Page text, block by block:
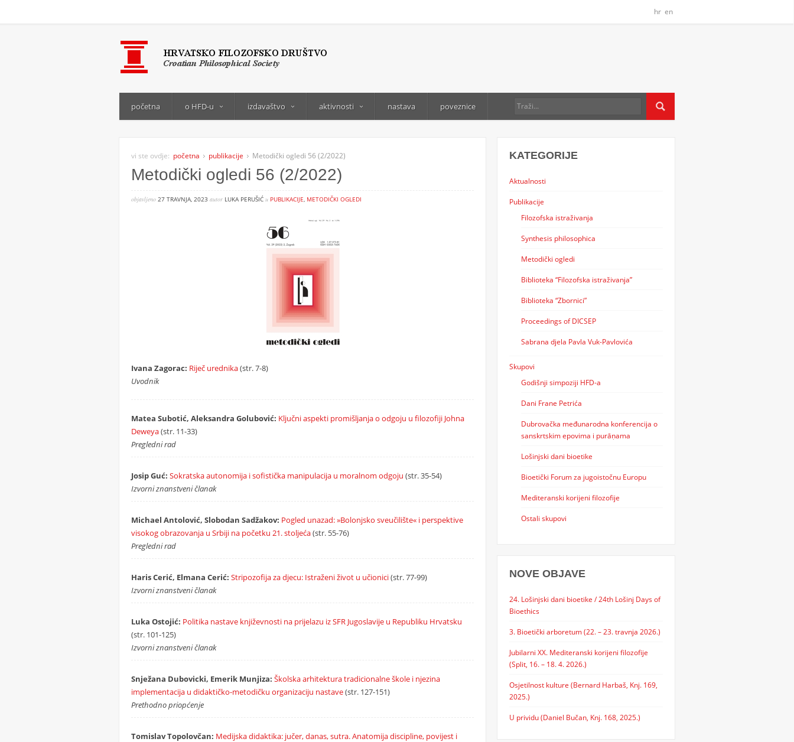
hr en
početna o HFD-u izdavaštvo aktivnosti nastava poveznice
vi ste ovdje: početna publikacije Metodički ogledi 56 (2/2022)
Metodički ogledi 56 (2/2022)
objavljeno27 TRAVNJA, 2023 autorLUKA PERUŠIĆ u PUBLIKACIJE, METODIČKI OGLEDI
Ivana Zagorac: Riječ urednika(str. 7-8)
Uvodnik
Matea Subotić, Aleksandra Golubović: Ključni aspekti promišljanja o odgoju u filozofiji Johna
Deweya(str. 11-33)
Pregledni rad
Josip Guć: Sokratska autonomija i sofistička manipulacija u moralnom odgoju (str. 35-54)
Izvorni znanstveni članak
Michael Antolović, Slobodan Sadžakov: Pogled unazad: »Bolonjsko sveučilište« i perspektive
visokog obrazovanja u Srbiji na početku 21. stoljeća(str. 55-76)
Pregledni rad
Haris Cerić, Elmana Cerić: Stripozofija za djecu: Istraženi život u učionici(str. 77-99)
Izvorni znanstveni članak
Luka Ostojić: Politika nastave književnosti na prijelazu iz SFR Jugoslavije u Republiku Hrvatsku
(str. 101-125)
Izvorni znanstveni članak
Snježana Dubovicki, Emerik Munjiza: Školska arhitektura tradicionalne škole i njezina
implementacija u didaktičko-metodičku organizaciju nastave(str. 127-151)
Prethodno priopćenje
Tomislav Topolovčan: Medijska didaktika: jučer, danas, sutra. Anatomija discipline, povijest i
KATEGORIJE
Aktualnosti
Publikacije
Filozofska istraživanja
Synthesis philosophica
Metodički ogledi
Biblioteka “Filozofska istraživanja”
Biblioteka “Zbornici”
Proceedings of DICSEP
Sabrana djela Pavla Vuk-Pavlovića
Skupovi
Godišnji simpoziji HFD-a
Dani Frane Petrića
Dubrovačka međunarodna konferencija o
sanskrtskim epovima i purāṇama
Lošinjski dani bioetike
Bioetički Forum za jugoistočnu Europu
Mediteranski korijeni filozofije
Ostali skupovi
NOVE OBJAVE
24. Lošinjski dani bioetike / 24th Lošinj Days of
Bioethics
3. Bioetički arboretum (22. – 23. travnja 2026.)
Jubilarni XX. Mediteranski korijeni filozofije
(Split, 16. – 18. 4. 2026.)
Osjetilnost kulture (Bernard Harbaš, Knj. 169,
2025.)
U prividu (Daniel Bučan, Knj. 168, 2025.)